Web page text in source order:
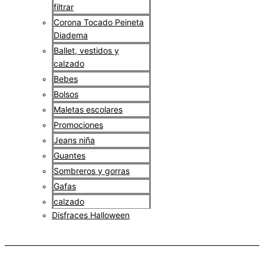
filtrar
Corona Tocado Peineta
Diadema
Ballet, vestidos y
calzado
Bebes
Bolsos
Maletas escolares
Promociones
Jeans niña
Guantes
Sombreros y gorras
Gafas
calzado
Disfraces Halloween